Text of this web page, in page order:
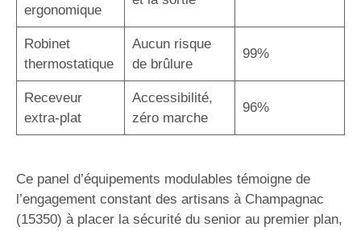
ergonomique
Robinet
thermostatique
Aucun risque
de brûlure
99%
Receveur
extra-plat
Accessibilité,
zéro marche
96%
Ce panel d’équipements modulables témoigne de
l’engagement constant des artisans à Champagnac
(15350) à placer la sécurité du senior au premier plan,